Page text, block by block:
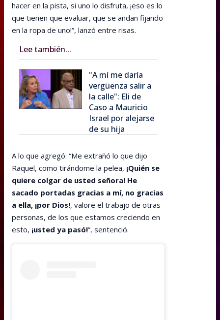
hacer en la pista, si uno lo disfruta, ¡eso es lo
que tienen que evaluar, que se andan fijando
en la ropa de uno!”, lanzó entre risas.
Lee también...
"A mí me daría
vergüenza salir a
la calle": Eli de
Caso a Mauricio
Israel por alejarse
de su hija
A lo que agregó: “Me extrañó lo que dijo
Raquel, como tirándome la pelea, ¡Quién se
quiere colgar de usted señora! He
sacado portadas gracias a mí, no gracias
a ella, ¡por Dios!, valore el trabajo de otras
personas, de los que estamos creciendo en
esto, ¡usted ya pasó!”, sentenció.